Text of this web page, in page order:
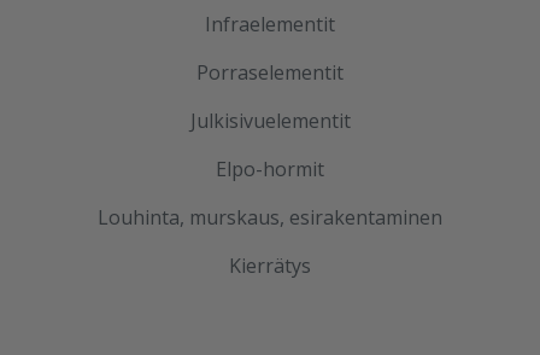
Infraelementit
Porraselementit
Julkisivuelementit
Elpo-hormit
Louhinta, murskaus, esirakentaminen
Kierrätys